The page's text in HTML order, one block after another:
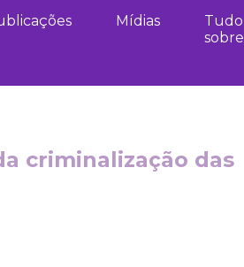
Mídias
Tudo
sobre
criminalização das